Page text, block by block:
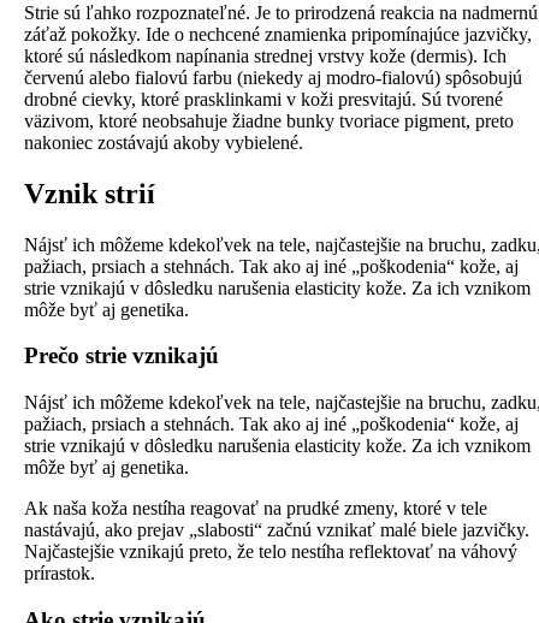
Strie sú ľahko rozpoznateľné. Je to prirodzená reakcia na nadmernú
záťaž pokožky. Ide o nechcené znamienka pripomínajúce jazvičky,
ktoré sú následkom napínania strednej vrstvy kože (dermis). Ich
červenú alebo fialovú farbu (niekedy aj modro-fialovú) spôsobujú
drobné cievky, ktoré prasklinkami v koži presvitajú. Sú tvorené
väzivom, ktoré neobsahuje žiadne bunky tvoriace pigment, preto
nakoniec zostávajú akoby vybielené.
Vznik strií
Nájsť ich môžeme kdekoľvek na tele, najčastejšie na bruchu,
pažiach, prsiach a stehnách. Tak ako aj iné „poškodenia“ kože, aj
strie vznikajú v dôsledku narušenia elasticity kože. Za ich vznikom
môže byť aj genetika.
Prečo strie vznikajú
Nájsť ich môžeme kdekoľvek na tele, najčastejšie na bruchu,
pažiach, prsiach a stehnách. Tak ako aj iné „poškodenia“ kože, aj
strie vznikajú v dôsledku narušenia elasticity kože. Za ich vznikom
môže byť aj genetika.
Ak naša koža nestíha reagovať na prudké zmeny, ktoré v tele
nastávajú, ako prejav „slabosti“ začnú vznikať malé biele jazvičky.
Najčastejšie vznikajú preto, že telo nestíha reflektovať na váhový
prírastok.